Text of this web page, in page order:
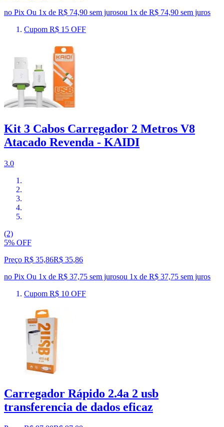
no Pix Ou 1x de R$ 74,90 sem jurosou 1x de R$ 74,90 sem juros
Cupom R$ 15 OFF
Kit 3 Cabos Carregador 2 Metros V8
Atacado Revenda - KAIDI
3.0
(2)
5% OFF
Preço R$ 35,86R$ 35,86
no Pix Ou 1x de R$ 37,75 sem jurosou 1x de R$ 37,75 sem juros
Cupom R$ 10 OFF
Carregador Rápido 2.4a 2 usb
transferencia de dados eficaz